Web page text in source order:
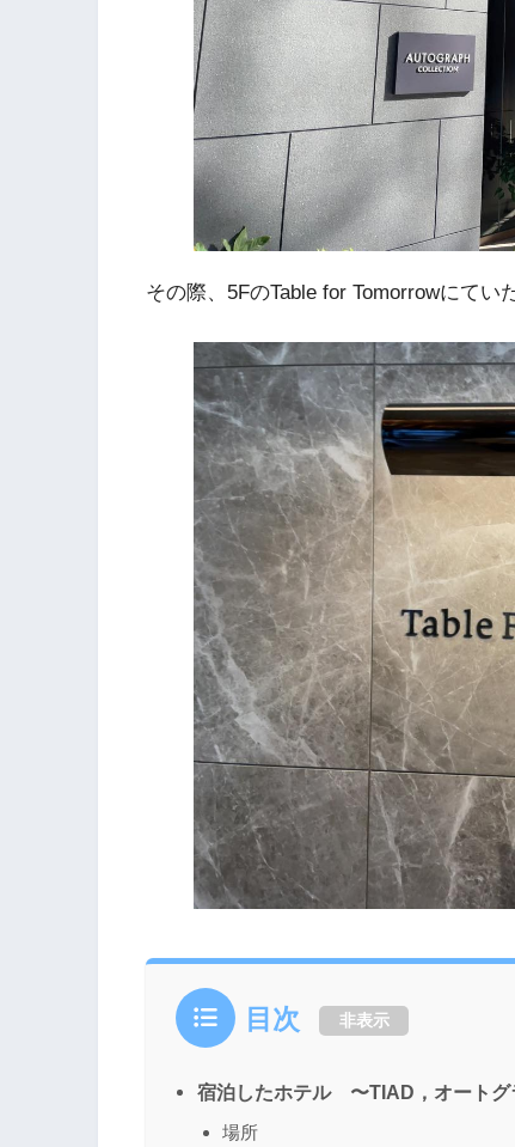
その際、5FのTable for Tomorrowにてい
目次 非表示
宿泊したホテル 〜TIAD，オートグ
場所